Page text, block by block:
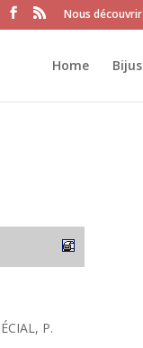
Nous découvrir
Home
P.